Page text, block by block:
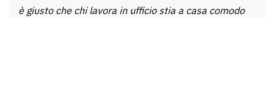
è giusto che chi lavora in ufficio stia a casa comodo